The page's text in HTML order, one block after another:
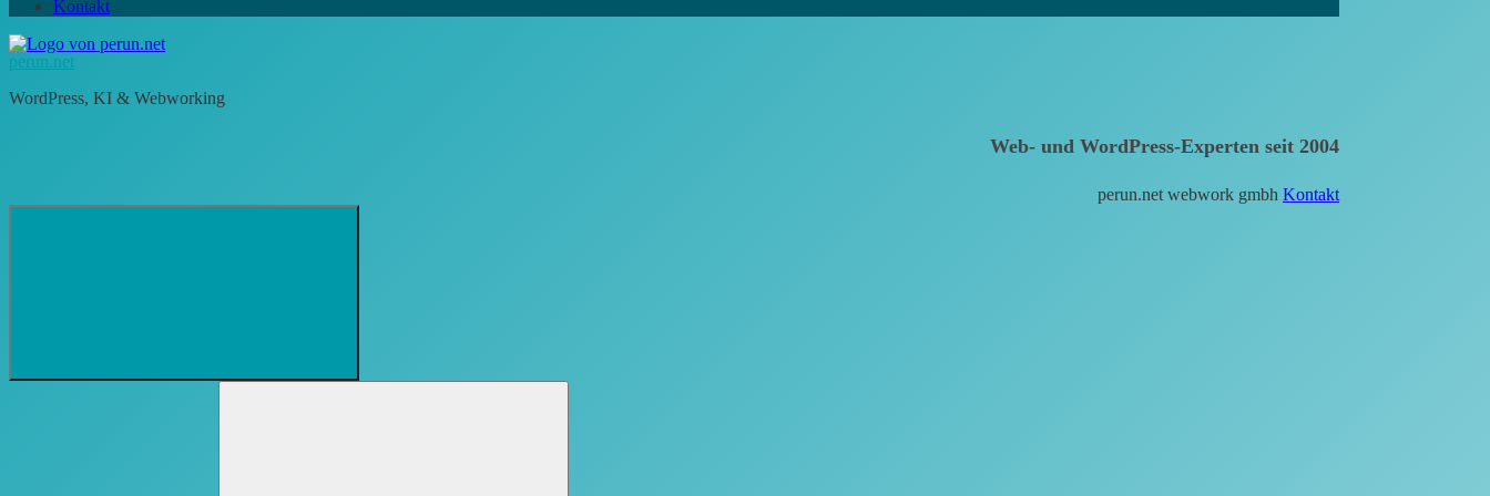
Kontakt
perun.net
WordPress, KI & Webworking
Web- und WordPress-Experten seit 2004
perun.net webwork gmbh Kontakt
Suchformular